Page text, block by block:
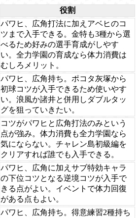
役割
パワヒ、広角打法に加えアベヒのコ
ツまで入手できる。金特も3種から選
べるため好みの選手育成がしやす
い。全力学園の育成なら体力消費は
むしろメリット。
パワヒ、広角持ち。ポコタ灰塚から
初球コツが入手できるため使いやす
い。浪風か諸井と併用しダブルタッ
グを狙っていきたい。
コツがパワヒと広角打法のみという
点が強み。体力消費も全力学園なら
気にならない。チャレン島初級編を
クリアすれば誰でも入手できる。
パワヒ、広角に加えサブ特効キャラ
の下位コツとなる逆境コツが入手で
きる点がよい。イベントで体力回復
がある点もよい。
パワヒ、広角持ち。得意練習2種持ち